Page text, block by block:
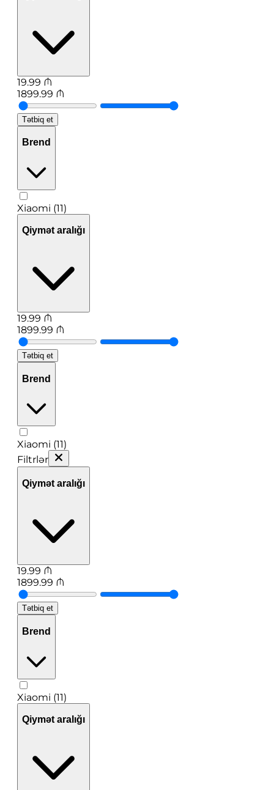
19.99 ₼
1899.99 ₼
Tətbiq et
Brend
Xiaomi (11)
Qiymət aralığı
19.99 ₼
1899.99 ₼
Tətbiq et
Brend
Xiaomi (11)
Filtrlər
Qiymət aralığı
19.99 ₼
1899.99 ₼
Tətbiq et
Brend
Xiaomi (11)
Qiymət aralığı